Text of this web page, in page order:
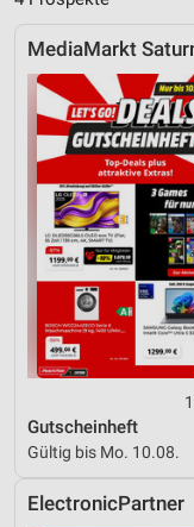
MediaMarkt
Gutscheinheft
Gültig bis Mo. 10.08.
ElectronicPartner
Funktional
Werbung